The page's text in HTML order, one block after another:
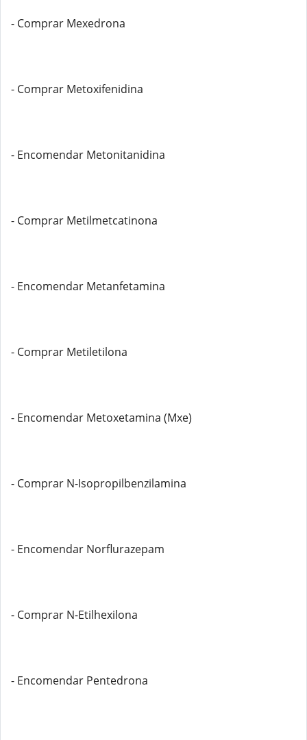
- Comprar Mexedrona
- Comprar Metoxifenidina
- Encomendar Metonitanidina
- Comprar Metilmetcatinona
- Encomendar Metanfetamina
- Comprar Metiletilona
- Encomendar Metoxetamina (Mxe)
- Comprar N-Isopropilbenzilamina
- Encomendar Norflurazepam
- Comprar N-Etilhexilona
- Encomendar Pentedrona